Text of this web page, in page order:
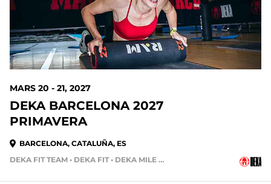
MARS 20 - 21, 2027
DEKA BARCELONA 2027
PRIMAVERA
BARCELONA, CATALUÑA, ES
DEKA FIT TEAM • DEKA FIT • DEKA MILE • DEKA STRONG